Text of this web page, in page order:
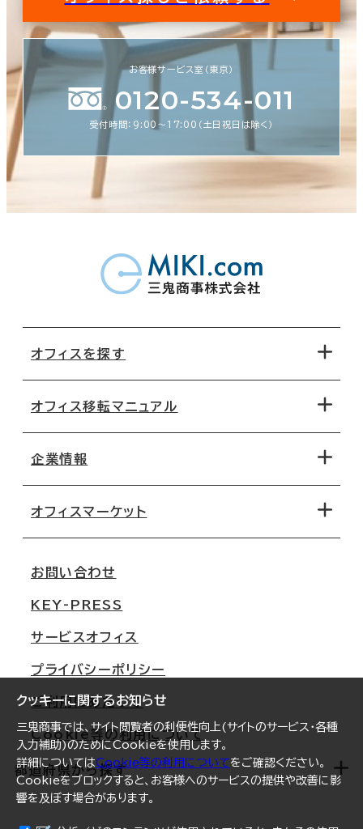
クッキーに関するお知らせ
三鬼商事では、サイト閲覧者の利便性向上(サイトのサービス・各種
入力補助)のためにCookieを使用します。
詳細についてはCookie等の利用についてをご確認ください。
Cookieをブロックすると、お客様へのサービスの提供や改善に影
響を及ぼす場合があります。
お客様サービス室（東京）
0120-534-011
受付時間：9:00〜17:00（土日祝日は除く）
オフィスを探す
地図から探す
路線・駅から探す
オフィス移転マニュアル
移転コストシミュレーション
移転スケジュール
オフィス移転Q&A
企業情報
オフィスマーケット
大阪
名古屋
札幌
仙台
横浜
福岡
オフィスリポート
お問い合わせ
KEY-PRESS
サービスオフィス
プライバシーポリシー
ご利用にあたって
Cookie等の利用について
都道府県から探す